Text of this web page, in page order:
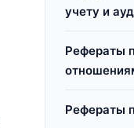
учету и
Рефераты
Рефераты